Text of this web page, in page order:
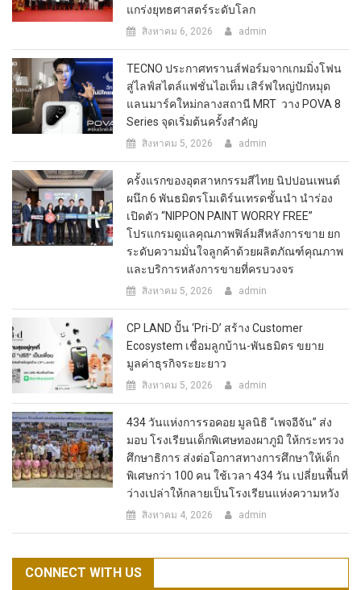
แกร่งยุทธศาสตร์ระดับโลก
สิงหาคม 6, 2026 admin
TECNO ประกาศทรานส์ฟอร์มจากเกมมิ่งโฟน
สู่ไลฟ์สไตล์แฟชั่นไอเท็ม เสิร์ฟใหญ่ปักหมุด
แลนมาร์คใหม่กลางสถานี MRT วาง POVA 8
Series จุดเริ่มต้นครั้งสำคัญ
สิงหาคม 5, 2026 admin
ครั้งแรกของอุตสาหกรรมสีไทย นิปปอนเพนต์
ผนึก 6 พันธมิตรโมเดิร์นเทรดชั้นนำ นำร่อง
เปิดตัว “NIPPON PAINT WORRY FREE”
โปรแกรมดูแลคุณภาพฟิล์มสีหลังการขาย ยก
ระดับความมั่นใจลูกค้าด้วยผลิตภัณฑ์คุณภาพ
และบริการหลังการขายที่ครบวงจร
สิงหาคม 5, 2026 admin
CP LAND ปั้น ‘Pri-D’ สร้าง Customer
Ecosystem เชื่อมลูกบ้าน-พันธมิตร ขยาย
มูลค่าธุรกิจระยะยาว
สิงหาคม 5, 2026 admin
434 วันแห่งการรอคอย มูลนิธิ “เพจอีจัน” ส่ง
มอบ โรงเรียนเด็กพิเศษทองผาภูมิ ให้กระทรวง
ศึกษาธิการ ส่งต่อโอกาสทางการศึกษาให้เด็ก
พิเศษกว่า 100 คน ใช้เวลา 434 วัน เปลี่ยนพื้นที่
ว่างเปล่าให้กลายเป็นโรงเรียนแห่งความหวัง
สิงหาคม 4, 2026 admin
CONNECT WITH US